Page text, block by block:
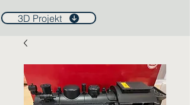
3D Projekt